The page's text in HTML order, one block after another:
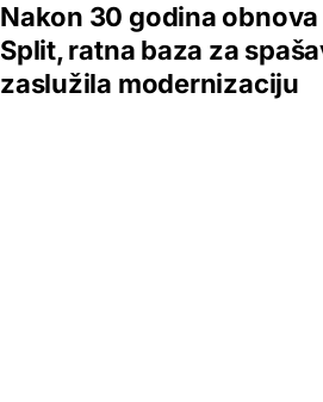
Nakon 30 godina
Split, ratna baza za
zaslužila modernizaciju